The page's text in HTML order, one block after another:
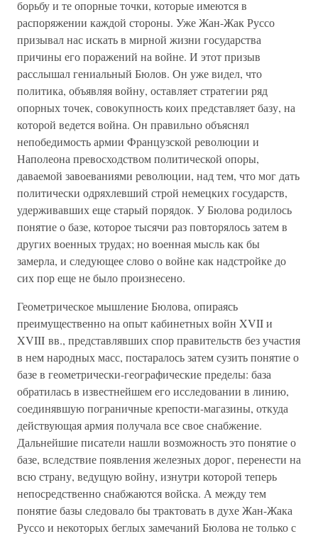
борьбу и те опорные точки, которые имеются в
распоряжении каждой стороны. Уже Жан-Жак Руссо
призывал нас искать в мирной жизни государства
причины его поражений на войне. И этот призыв
расслышал гениальный Бюлов. Он уже видел, что
политика, объявляя войну, оставляет стратегии ряд
опорных точек, совокупность коих представляет базу, на
которой ведется война. Он правильно объяснял
непобедимость армии Французской революции и
Наполеона превосходством политической опоры,
даваемой завоеваниями революции, над тем, что мог дать
политически одряхлевший строй немецких государств,
удерживавших еще старый порядок. У Бюлова родилось
понятие о базе, которое тысячи раз повторялось затем в
других военных трудах; но военная мысль как бы
замерла, и следующее слово о войне как надстройке до
сих пор еще не было произнесено.
Геометрическое мышление Бюлова, опираясь
преимущественно на опыт кабинетных войн XVII и
XVIII вв., представлявших спор правительств без участия
в нем народных масс, постаралось затем сузить понятие о
базе в геометрически-географические пределы: база
обратилась в известнейшем его исследовании в линию,
соединявшую пограничные крепости-магазины, откуда
действующая армия получала все свое снабжение.
Дальнейшие писатели нашли возможность это понятие о
базе, вследствие появления железных дорог, перенести на
всю страну, ведущую войну, изнутри которой теперь
непосредственно снабжаются войска. А между тем
понятие базы следовало бы трактовать в духе Жан-Жака
Руссо и некоторых беглых замечаний Бюлова не только с